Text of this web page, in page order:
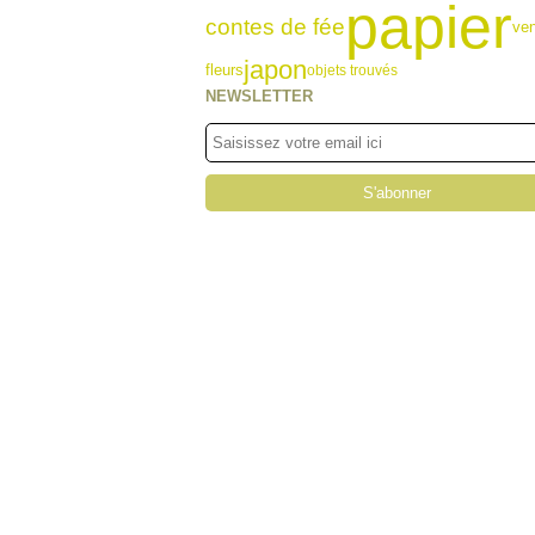
contes de féepapier
fleursjaponobjets trouvés
NEWSLETTER